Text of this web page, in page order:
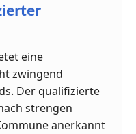
eine
zwingend
Der qualifizierte
strengen
anerkannt